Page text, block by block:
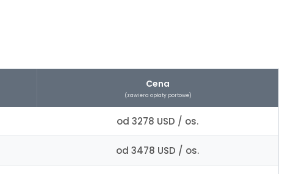
Cena
(zawiera opłaty portowe)
od 3278 USD / os.
od 3478 USD / os.